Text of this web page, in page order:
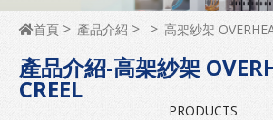
首頁 產品介紹 高架紗架
產品介紹-高架紗架
CREEL
PRODUCTS